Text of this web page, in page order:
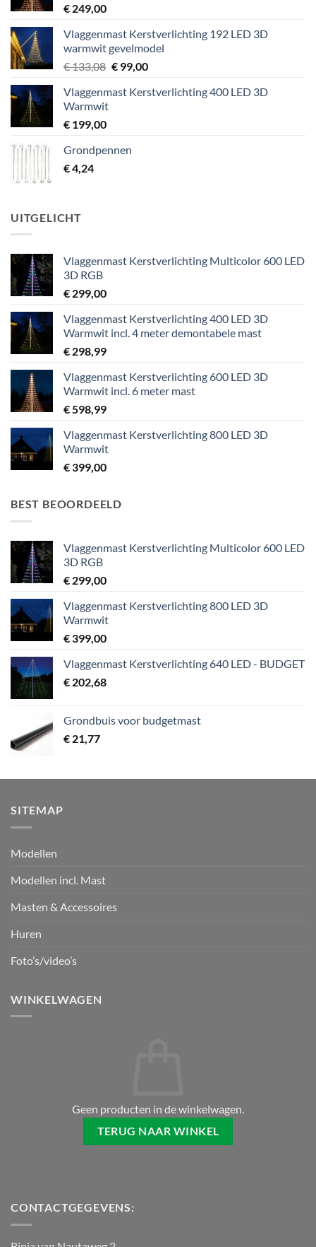
€ 249,00
Vlaggenmast Kerstverlichting 192 LED 3D
warmwit gevelmodel
€133,08 Oorspronkelijke
was:
€99,00Huidige
is:
Vlaggenmast Kerstverlichting 400 LED 3D
Warmwit
€ 199,00
Grondpennen
€4,24
UITGELICHT
Vlaggenmast Kerstverlichting Multicolor 600 LED
3D RGB
€ 299,00
Vlaggenmast Kerstverlichting 400 LED 3D
Warmwit incl. 4 meter demontabele mast
€ 298,99
Vlaggenmast Kerstverlichting 600 LED 3D
Warmwit incl. 6 meter mast
€598,99
Vlaggenmast Kerstverlichting 800 LED 3D
Warmwit
€ 399,00
BEST BEOORDEELD
Vlaggenmast Kerstverlichting Multicolor 600 LED
3D RGB
€ 299,00
Vlaggenmast Kerstverlichting 800 LED 3D
Warmwit
€ 399,00
Vlaggenmast Kerstverlichting 640 LED - BUDGET
€ 202,68
Grondbuis voor budgetmast
€ 21,77
SITEMAP
Modellen
Modellen incl. Mast
Masten & Accessoires
Huren
Foto’s/video’s
WINKELWAGEN
Geen producten in de winkelwagen.
TERUG NAAR WINKEL
CONTACTGEGEVENS: